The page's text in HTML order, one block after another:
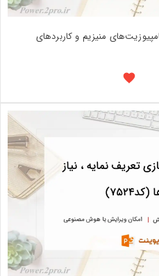
منیزیم و کاربردهای